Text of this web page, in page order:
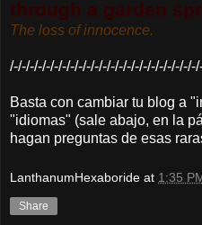
through a garden
The loss of innocence.
Basta con cambiar tu blog a
"idiomas" (sale abajo, en la
hagan preguntas de esas
LanthanumHexaboride at 1:35
Share